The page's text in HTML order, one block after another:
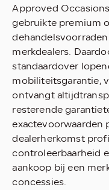
Approved
gebruikte premium
merkdealers.
standaardover
mobiliteitsgarantie,
ontvangt
resterende
exactevoorwaarden
dealerherkomst
controleerbaarheid
aankoop bij een
concessies.